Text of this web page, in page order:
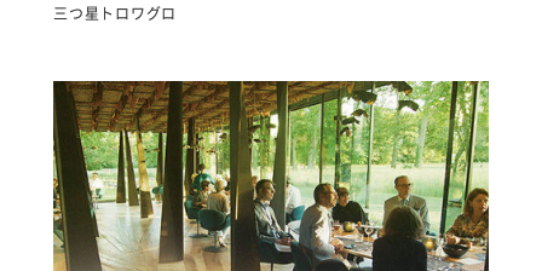
三つ星トロワグロ